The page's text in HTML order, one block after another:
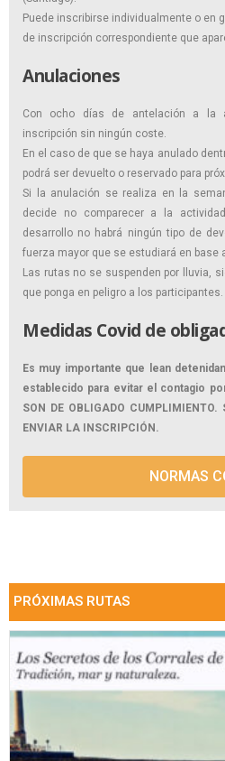
Puede inscribirse individualmente o en
de inscripción correspondiente que
Anulaciones
Con ocho días de antelación a la
inscripción sin ningún coste.
En el caso de que se haya anulado
podrá ser devuelto o reservado para
Si la anulación se realiza en la
decide no comparecer a la
desarrollo no habrá ningún tipo de
fuerza mayor que se estudiará en base
Las rutas no se suspenden por lluvia,
que ponga en peligro a los participantes.
Medidas Covid de
Es muy importante que lean
establecido para evitar el contagio
SON DE OBLIGADO
ENVIAR LA INSCRIPCIÓN.
NORMAS
PRÓXIMAS RUTAS